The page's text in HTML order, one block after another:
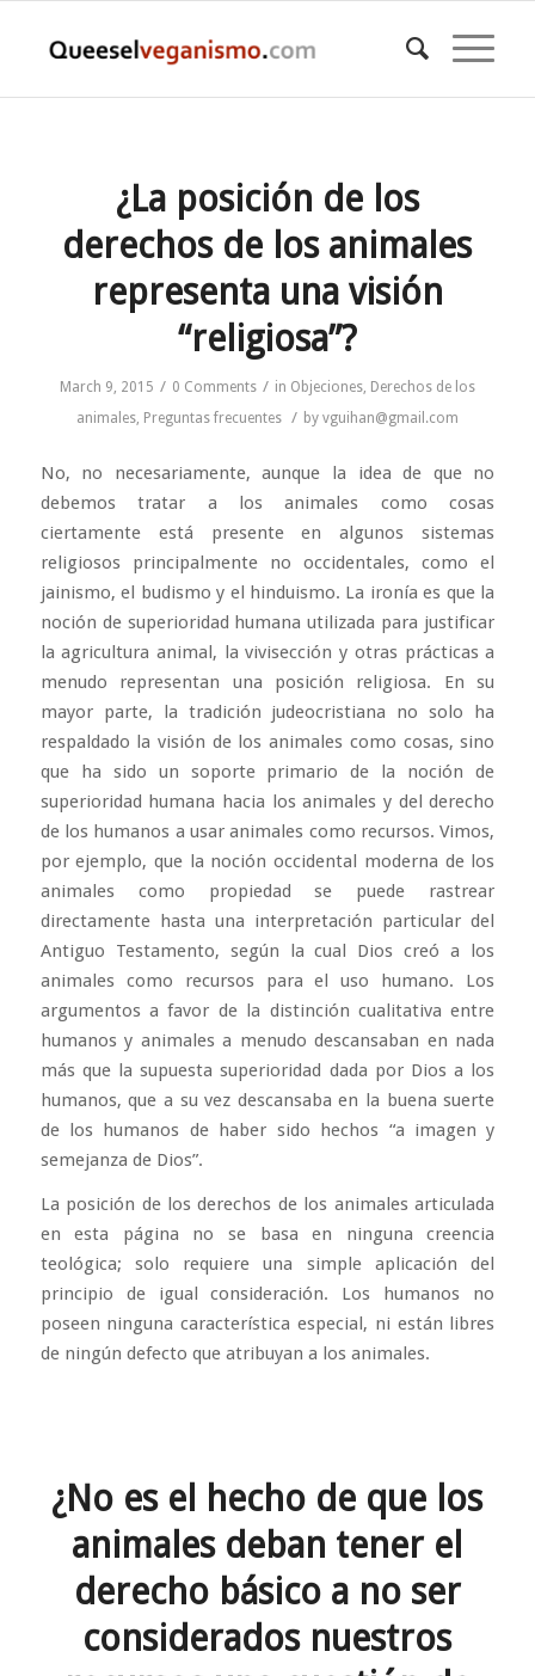
¿La posición de los
derechos de los animales
representa una visión
“religiosa”?
March 9, 2015 / 0 Comments / in Objeciones, Derechos de los
animales, Preguntas frecuentes / by vguihan@gmail.com
No, no necesariamente, aunque la idea de que no
debemos tratar a los animales como cosas
ciertamente está presente en algunos sistemas
religiosos principalmente no occidentales, como el
jainismo, el budismo y el hinduismo. La ironía es que la
noción de superioridad humana utilizada para justificar
la agricultura animal, la vivisección y otras prácticas a
menudo representan una posición religiosa. En su
mayor parte, la tradición judeocristiana no solo ha
respaldado la visión de los animales como cosas, sino
que ha sido un soporte primario de la noción de
superioridad humana hacia los animales y del derecho
de los humanos a usar animales como recursos. Vimos,
por ejemplo, que la noción occidental moderna de los
animales como propiedad se puede rastrear
directamente hasta una interpretación particular del
Antiguo Testamento, según la cual Dios creó a los
animales como recursos para el uso humano. Los
argumentos a favor de la distinción cualitativa entre
humanos y animales a menudo descansaban en nada
más que la supuesta superioridad dada por Dios a los
humanos, que a su vez descansaba en la buena suerte
de los humanos de haber sido hechos “a imagen y
semejanza de Dios”.
La posición de los derechos de los animales articulada
en esta página no se basa en ninguna creencia
teológica; solo requiere una simple aplicación del
principio de igual consideración. Los humanos no
poseen ninguna característica especial, ni están libres
de ningún defecto que atribuyan a los animales.
¿No es el hecho de que los
animales deban tener el
derecho básico a no ser
considerados nuestros